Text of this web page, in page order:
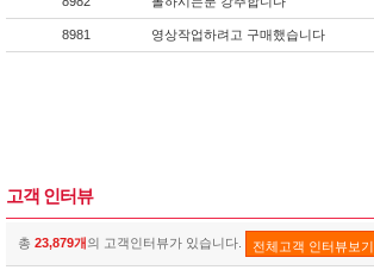
8981 영상작업하려고 구매했습니다
고객 인터뷰
총 23,879개의 고객인터뷰가 있습니다. 전체고객 인터뷰보기